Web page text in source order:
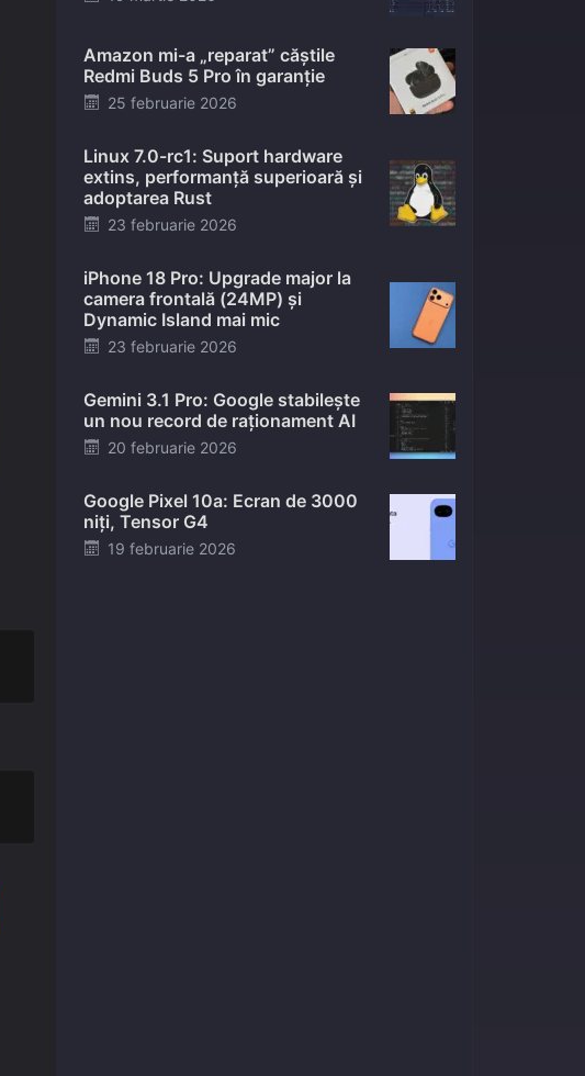
Amazon mi-a „reparat” căștile
Redmi Buds 5 Pro în garanție
Posted
25 februarie 2026
Linux 7.0-rc1: Suport hardware
extins, performanță superioară și
adoptarea Rust
Posted
23 februarie 2026
iPhone 18 Pro: Upgrade major la
camera frontală (24MP) și
Dynamic Island mai mic
Posted
23 februarie 2026
Gemini 3.1 Pro: Google stabilește
un nou record de raționament AI
Posted
20 februarie 2026
Google Pixel 10a: Ecran de 3000
niți, Tensor G4
Posted
19 februarie 2026